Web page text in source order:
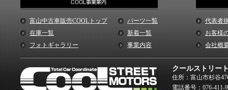
富山中古車販売COOLトップ
パーツ一覧
在庫一覧
新着一覧
フォトギャラリー
事業内容
代表者
お客様
会社概
クールストリー
住所：富山市杉谷
電話番号：076-